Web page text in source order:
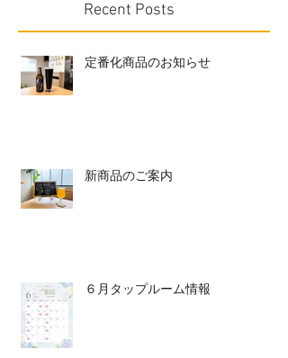
Recent Posts
定番化商品のお知らせ
新商品のご案内
６月タップルーム情報